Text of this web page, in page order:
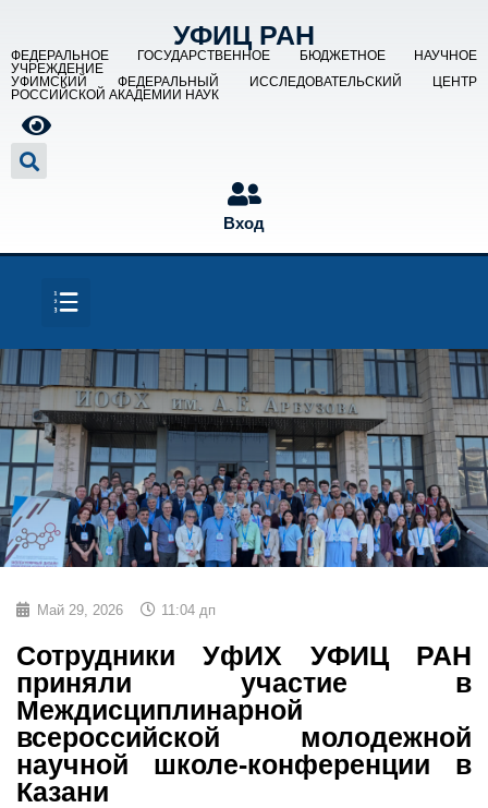
УФИЦ РАН
ФЕДЕРАЛЬНОЕ ГОСУДАРСТВЕННОЕ БЮДЖЕТНОЕ НАУЧНОЕ
УЧРЕЖДЕНИЕ
УФИМСКИЙ ФЕДЕРАЛЬНЫЙ ИССЛЕДОВАТЕЛЬСКИЙ ЦЕНТР
РОССИЙСКОЙ АКАДЕМИИ НАУК
Вход
Май 29, 2026 11:04 дп
Сотрудники УфИХ УФИЦ РАН
приняли участие в
Междисциплинарной
всероссийской молодежной
научной школе-конференции в
Казани